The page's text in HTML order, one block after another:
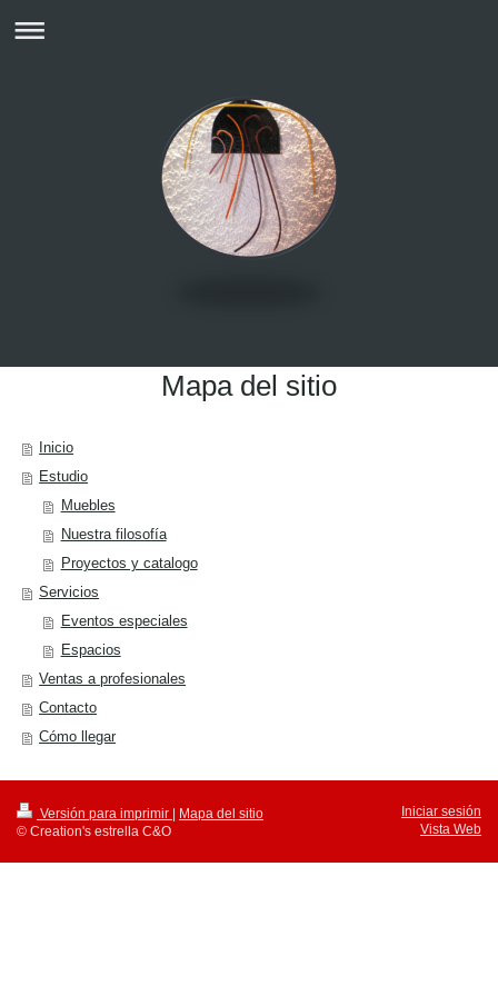
Mapa del sitio
Inicio
Estudio
Muebles
Nuestra filosofía
Proyectos y catalogo
Servicios
Eventos especiales
Espacios
Ventas a profesionales
Contacto
Cómo llegar
Versión para imprimir | Mapa del sitio
© Creation's estrella C&O
Iniciar sesión
Vista Web